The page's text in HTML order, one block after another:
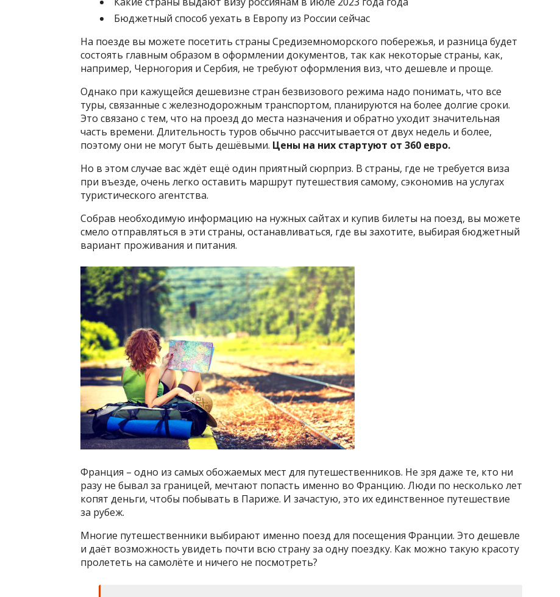
Бюджетный способ уехать в Европу из России сейчас
На поезде вы можете посетить страны Средиземноморского побережья, и разница будет
состоять главным образом в оформлении документов, так как некоторые страны, как,
например, Черногория и Сербия, не требуют оформления виз, что дешевле и проще.
Однако при кажущейся дешевизне стран безвизового режима надо понимать, что все
туры, связанные с железнодорожным транспортом, планируются на более долгие сроки.
Это связано с тем, что на проезд до места назначения и обратно уходит значительная
часть времени. Длительность туров обычно рассчитывается от двух недель и более,
поэтому они не могут быть дешёвыми. Цены на них стартуют от 360 евро.
Но в этом случае вас ждёт ещё один приятный сюрприз. В страны, где не требуется виза
при въезде, очень легко оставить маршрут путешествия самому, сэкономив на услугах
туристического агентства.
Собрав необходимую информацию на нужных сайтах и купив билеты на поезд, вы можете
смело отправляться в эти страны, останавливаться, где вы захотите, выбирая бюджетный
вариант проживания и питания.
Франция – одно из самых обожаемых мест для путешественников. Не зря даже те, кто ни
разу не бывал за границей, мечтают попасть именно во Францию. Люди по несколько лет
копят деньги, чтобы побывать в Париже. И зачастую, это их единственное путешествие
за рубеж.
Многие путешественники выбирают именно поезд для посещения Франции. Это дешевле
и даёт возможность увидеть почти всю страну за одну поездку. Как можно такую красоту
пролететь на самолёте и ничего не посмотреть?